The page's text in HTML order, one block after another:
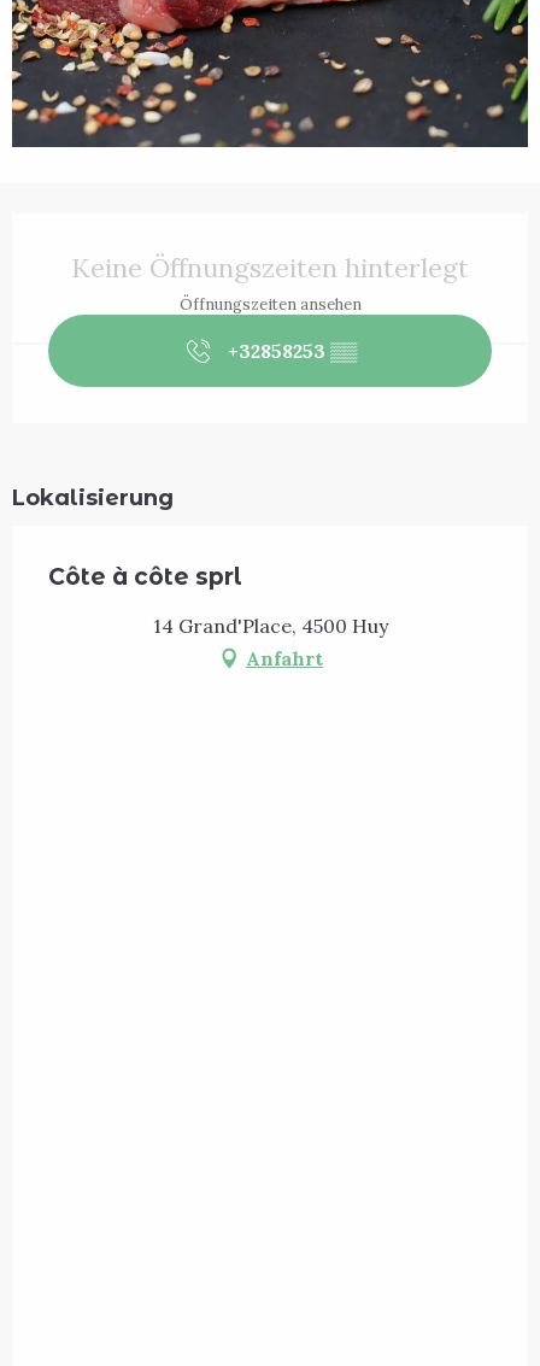
Keine Öffnungszeiten hinterlegt
Öffnungszeiten ansehen
+32858253 ▒▒
Lokalisierung
Côte à côte sprl
14 Grand'Place, 4500 Huy
Anfahrt